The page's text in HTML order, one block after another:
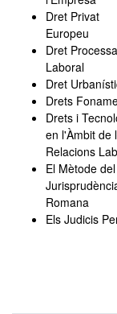
Dret Privat
Europeu
Dret
Laboral
Dret
Drets
Drets i
en l'Àmbit de
Relacions
El Mètode
Romana
Els Judicis